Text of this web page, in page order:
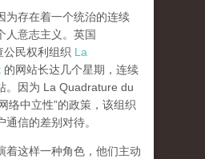
为存在着一个统治的连续
人意志主义。英国
民权利组织 La
的网站长达几个星期，连续
。因为 La Quadrature du
络中立性”的政策，该组织
信的差别对待。
着这样一种角色，他们主动